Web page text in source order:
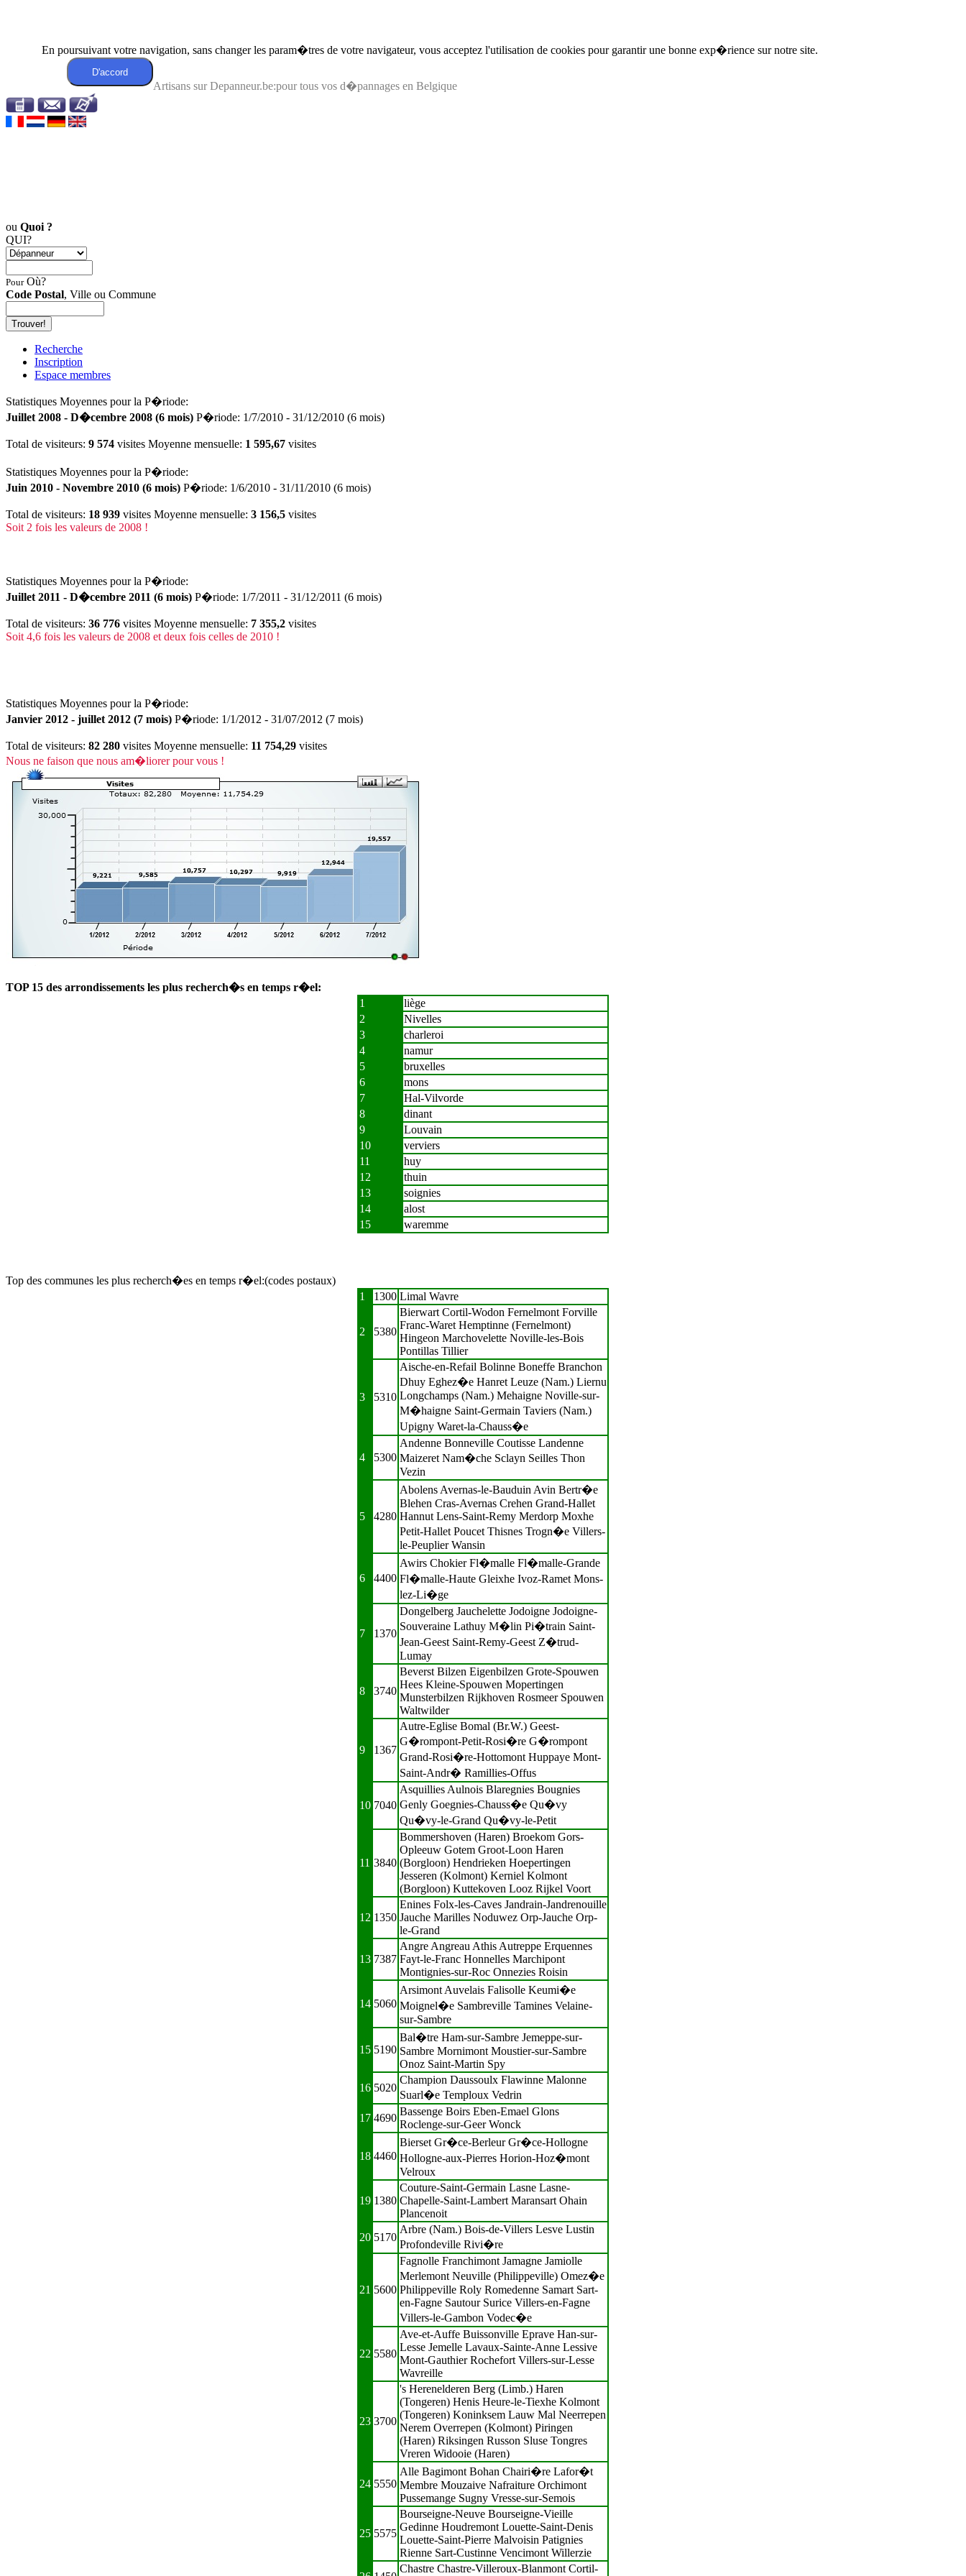
En poursuivant votre navigation, sans changer les param�tres de votre navigateur, vous acceptez l'utilisation de cookies pour garantir une bonne exp�rience sur notre site.
Artisans sur Depanneur.be:pour tous vos d�pannages en Belgique
ou Quoi ?
QUI?
PourOù?
Code Postal, Ville ou Commune
Recherche
Inscription
Espace membres
Statistiques Moyennes pour la P�riode:
Juillet 2008 - D�cembre 2008 (6 mois) P�riode: 1/7/2010 - 31/12/2010 (6 mois)
Total de visiteurs: 9 574 visites Moyenne mensuelle: 1 595,67 visites
Statistiques Moyennes pour la P�riode:
Juin 2010 - Novembre 2010 (6 mois) P�riode: 1/6/2010 - 31/11/2010 (6 mois)
Total de visiteurs: 18 939 visites Moyenne mensuelle: 3 156,5 visites
Soit 2 fois les valeurs de 2008 !
Statistiques Moyennes pour la P�riode:
Juillet 2011 - D�cembre 2011 (6 mois) P�riode: 1/7/2011 - 31/12/2011 (6 mois)
Total de visiteurs: 36 776 visites Moyenne mensuelle: 7 355,2 visites
Soit 4,6 fois les valeurs de 2008 et deux fois celles de 2010 !
Statistiques Moyennes pour la P�riode:
Janvier 2012 - juillet 2012 (7 mois) P�riode: 1/1/2012 - 31/07/2012 (7 mois)
Total de visiteurs: 82 280 visites Moyenne mensuelle: 11 754,29 visites
Nous ne faison que nous am�liorer pour vous !
TOP 15 des arrondissements les plus recherch�s en temps r�el:
1
liège
2
Nivelles
3
charleroi
4
namur
5
bruxelles
6
mons
7
Hal-Vilvorde
8
dinant
9
Louvain
10
verviers
11
huy
12
thuin
13
soignies
14
alost
15
waremme
Top des communes les plus recherch�es en temps r�el:(codes postaux)
1
1300 Limal Wavre
2 5380
Bierwart Cortil-Wodon Fernelmont Forville
Franc-Waret Hemptinne (Fernelmont)
Hingeon Marchovelette Noville-les-Bois
Pontillas Tillier
3 5310
Aische-en-Refail Bolinne Boneffe Branchon
Dhuy Eghez�e Hanret Leuze (Nam.) Liernu
Longchamps (Nam.) Mehaigne Noville-sur-
M�haigne Saint-Germain Taviers (Nam.)
Upigny Waret-la-Chauss�e
4 5300
Andenne Bonneville Coutisse Landenne
Maizeret Nam�che Sclayn Seilles Thon
Vezin
5 4280
Abolens Avernas-le-Bauduin Avin Bertr�e
Blehen Cras-Avernas Crehen Grand-Hallet
Hannut Lens-Saint-Remy Merdorp Moxhe
Petit-Hallet Poucet Thisnes Trogn�e Villers-
le-Peuplier Wansin
6 4400
Awirs Chokier Fl�malle Fl�malle-Grande
Fl�malle-Haute Gleixhe Ivoz-Ramet Mons-
lez-Li�ge
7 1370
Dongelberg Jauchelette Jodoigne Jodoigne-
Souveraine Lathuy M�lin Pi�train Saint-
Jean-Geest Saint-Remy-Geest Z�trud-
Lumay
8 3740
Beverst Bilzen Eigenbilzen Grote-Spouwen
Hees Kleine-Spouwen Mopertingen
Munsterbilzen Rijkhoven Rosmeer Spouwen
Waltwilder
9 1367
Autre-Eglise Bomal (Br.W.) Geest-
G�rompont-Petit-Rosi�re G�rompont
Grand-Rosi�re-Hottomont Huppaye Mont-
Saint-Andr� Ramillies-Offus
10 7040
Asquillies Aulnois Blaregnies Bougnies
Genly Goegnies-Chauss�e Qu�vy
Qu�vy-le-Grand Qu�vy-le-Petit
11 3840
Bommershoven (Haren) Broekom Gors-
Opleeuw Gotem Groot-Loon Haren
(Borgloon) Hendrieken Hoepertingen
Jesseren (Kolmont) Kerniel Kolmont
(Borgloon) Kuttekoven Looz Rijkel Voort
12 1350
Enines Folx-les-Caves Jandrain-Jandrenouille
Jauche Marilles Noduwez Orp-Jauche Orp-
le-Grand
13 7387
Angre Angreau Athis Autreppe Erquennes
Fayt-le-Franc Honnelles Marchipont
Montignies-sur-Roc Onnezies Roisin
14 5060
Arsimont Auvelais Falisolle Keumi�e
Moignel�e Sambreville Tamines Velaine-
sur-Sambre
15 5190
Bal�tre Ham-sur-Sambre Jemeppe-sur-
Sambre Mornimont Moustier-sur-Sambre
Onoz Saint-Martin Spy
16 5020
Champion Daussoulx Flawinne Malonne
Suarl�e Temploux Vedrin
17 4690
Bassenge Boirs Eben-Emael Glons
Roclenge-sur-Geer Wonck
18 4460
Bierset Gr�ce-Berleur Gr�ce-Hollogne
Hollogne-aux-Pierres Horion-Hoz�mont
Velroux
19 1380
Couture-Saint-Germain Lasne Lasne-
Chapelle-Saint-Lambert Maransart Ohain
Plancenoit
20 5170
Arbre (Nam.) Bois-de-Villers Lesve Lustin
Profondeville Rivi�re
21 5600
Fagnolle Franchimont Jamagne Jamiolle
Merlemont Neuville (Philippeville) Omez�e
Philippeville Roly Romedenne Samart Sart-
en-Fagne Sautour Surice Villers-en-Fagne
Villers-le-Gambon Vodec�e
22 5580
Ave-et-Auffe Buissonville Eprave Han-sur-
Lesse Jemelle Lavaux-Sainte-Anne Lessive
Mont-Gauthier Rochefort Villers-sur-Lesse
Wavreille
23 3700
's Herenelderen Berg (Limb.) Haren
(Tongeren) Henis Heure-le-Tiexhe Kolmont
(Tongeren) Koninksem Lauw Mal Neerrepen
Nerem Overrepen (Kolmont) Piringen
(Haren) Riksingen Russon Sluse Tongres
Vreren Widooie (Haren)
24 5550
Alle Bagimont Bohan Chairi�re Lafor�t
Membre Mouzaive Nafraiture Orchimont
Pussemange Sugny Vresse-sur-Semois
25 5575
Bourseigne-Neuve Bourseigne-Vieille
Gedinne Houdremont Louette-Saint-Denis
Louette-Saint-Pierre Malvoisin Patignies
Rienne Sart-Custinne Vencimont Willerzie
Chastre Chastre-Villeroux-Blanmont Cortil-